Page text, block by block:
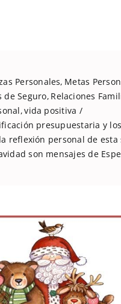
Personales Metas
de Seguro Relaciones
vida positiva
presupuestaria y
reflexión personal de esta
son mensajes de